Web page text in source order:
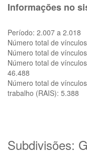
Informações no
Período: 2.007 a 2.018
Número total de
Número total de
Número total de
46.488
Número total de
trabalho (RAIS): 5.388
Subdivisões: